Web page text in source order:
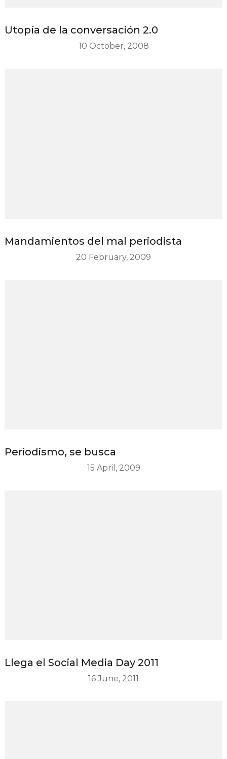
Utopía de la conversación 2.0
10 October, 2008
Mandamientos del mal periodista
20 February, 2009
Periodismo, se busca
15 April, 2009
Llega el Social Media Day 2011
16 June, 2011